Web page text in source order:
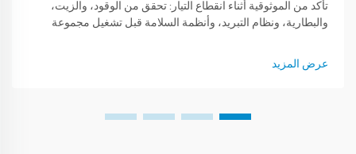
تأكد من الموثوقية أثناء انقطاع التيار: تحقق من الوقود، والزيت،
والبطارية، ونظام التبريد، وأنظمة السلامة قبل تشغيل مجموعة
عرض المزيد